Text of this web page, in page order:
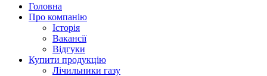
Головна
Про компанію
Історія
Вакансії
Відгуки
Купити продукцію
Лічильники газу